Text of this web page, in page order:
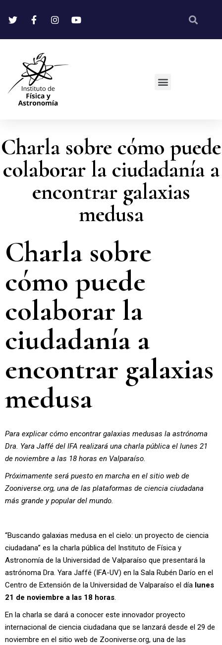
Charla sobre cómo puede
colaborar la ciudadanía a
encontrar galaxias
medusa
Charla sobre
cómo puede
colaborar la
ciudadanía a
encontrar galaxias
medusa
Para explicar cómo encontrar galaxias medusas la astrónoma
Dra. Yara Jaffé del IFA realizará una charla pública el lunes 21
de noviembre a las 18 horas en Valparaíso.
Próximamente será puesto en marcha en el sitio web de
Zooniverse.org, una de las plataformas de ciencia ciudadana
más grande y popular del mundo.
“Buscando galaxias medusa en el cielo: un proyecto de ciencia
ciudadana” es la charla pública del Instituto de Física y
Astronomía de la Universidad de Valparaíso que presentará la
astrónoma Dra. Yara Jaffé (IFA-UV) en la Sala Rubén Darío en el
Centro de Extensión de la Universidad de Valparaíso el día lunes
21 de noviembre a las 18 horas.
En la charla se dará a conocer este innovador proyecto
internacional de ciencia ciudadana que se lanzará desde el 29 de
noviembre en el sitio web de Zooniverse.org, una de las